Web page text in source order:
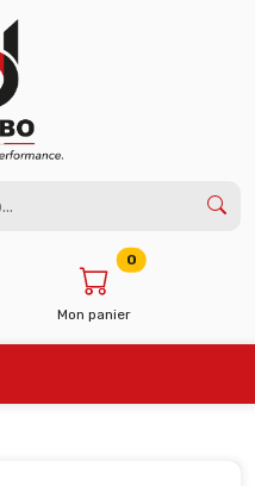
Mon panier
0